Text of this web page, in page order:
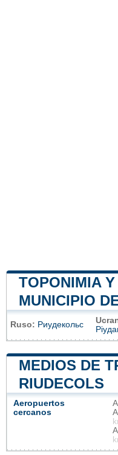
TOPONIMIA
MUNICIPIO
Ruso: Риудекольс
MEDIOS DE
RIUDECOLS
Aeropuertos
cercanos